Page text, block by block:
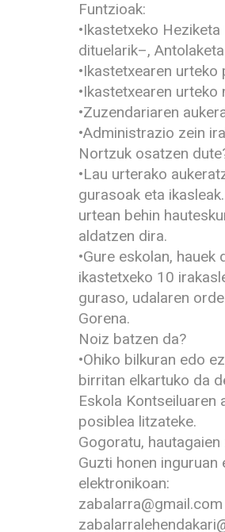
Funtzioak:
•Ikastetxeko
dituelarik–,
•Ikastetxearen urteko
•Ikastetxearen
•Zuzendariaren
•Administrazio zein
Nortzuk osatzen
•Lau urterako
gurasoak eta
urtean behin
aldatzen dira.
•Gure eskolan,
ikastetxeko 10
guraso, udalaren
Gorena.
Noiz batzen da?
•Ohiko bilkuran edo
birritan elkartuko da
Eskola Kontseiluaren
posiblea litzateke.
Gogoratu,
Guzti honen
elektronikoan:
zabalarra@gmail.com